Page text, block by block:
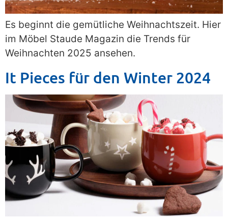
Es beginnt die gemütliche Weihnachtszeit. Hier
im Möbel Staude Magazin die Trends für
Weihnachten 2025 ansehen.
It Pieces für den Winter 2024